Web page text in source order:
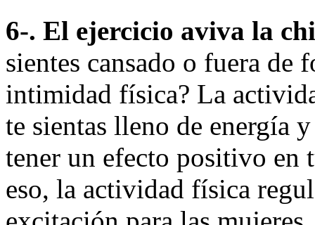
6-. El ejercicio aviva la
sientes cansado o fuera de
intimidad física? La
te sientas lleno de energía
tener un efecto positivo en
eso, la actividad física